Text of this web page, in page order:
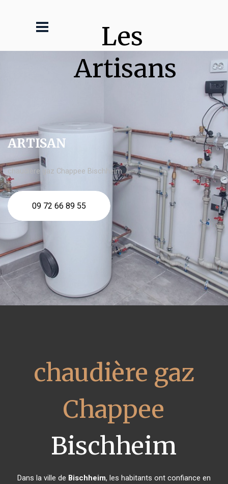
Les
Artisans
ARTISAN
chaudière gaz Chappee Bischheim
09 72 66 89 55
chaudière gaz
Chappee
Bischheim
Dans la ville de Bischheim, les habitants ont confiance en